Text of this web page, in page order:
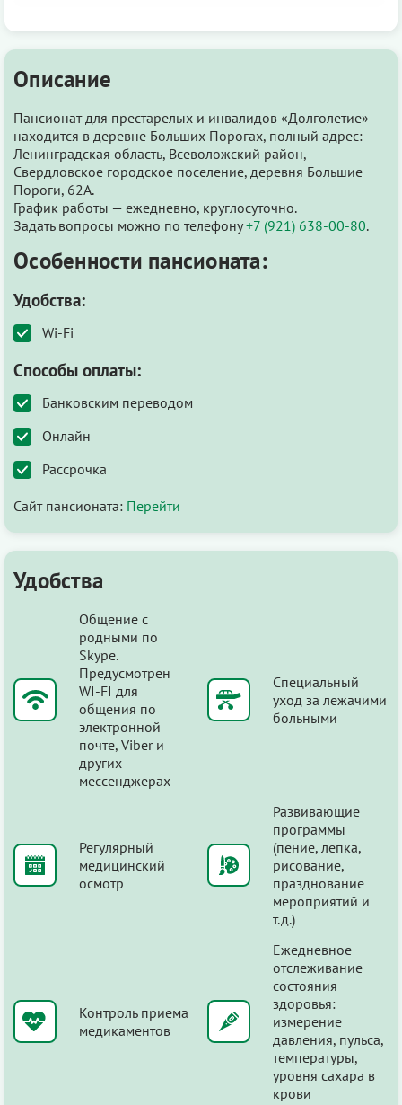
Описание
Пансионат для престарелых и инвалидов «Долголетие»
находится в деревне Больших Порогах, полный адрес:
Ленинградская область, Всеволожский район,
Свердловское городское поселение, деревня Большие
Пороги, 62А.
График работы — ежедневно, круглосуточно.
Задать вопросы можно по телефону+7 (921) 638-00-80.
Особенности пансионата:
Удобства:
Wi-Fi
Способы оплаты:
Банковским переводом
Онлайн
Рассрочка
Сайт пансионата: Перейти
Удобства
Общение с
родными по
Skype.
Предусмотрен
WI-FI для
общения по
электронной
почте, Viber и
других
мессенджерах
Специальный
уход за лежачими
больными
Регулярный
медицинский
осмотр
Развивающие
программы
(пение, лепка,
рисование,
празднование
мероприятий и
т.д.)
Контроль приема
медикаментов
Ежедневное
отслеживание
состояния
здоровья:
измерение
давления, пульса,
температуры,
уровня сахара в
крови